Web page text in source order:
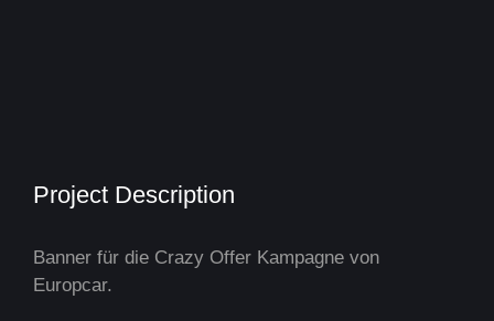
Project Description
Banner für die Crazy Offer Kampagne von
Europcar.